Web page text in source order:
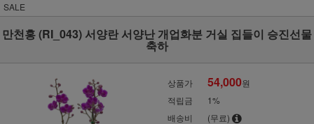
SALE
만천홍 (RI_043) 서양란 서양난 개업화분 거실 집들이 승진선물
축하
상품가 54,000원
적립금
1%
배송비
(무료)